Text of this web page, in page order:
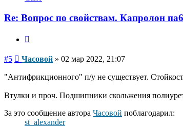
пользователя
Re: Вопрос по свойствам. Капролон
#5 Сообщение
Часовой » 02 мар 2022, 21:07
"Антифрикционного" п/у не существует.
Втулки и проч. Подшипники скольжения
За это сообщение автора Часовой поблагодарил:
st_alexander